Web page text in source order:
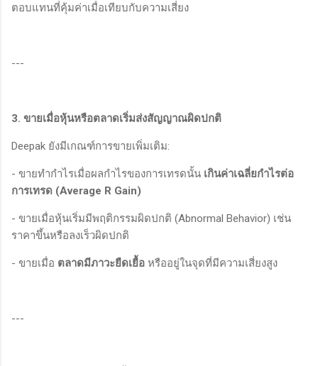
ตอบแทนที่คุ้มค่าเมื่อเทียบกับความเสี่ยง
---
3. ขายเมื่อหุ้นหรือตลาดเริ่มส่งสัญญาณผิดปกติ
Deepak ยังมีเกณฑ์การขายเพิ่มเติม:
- ขายทำกำไรเมื่อผลกำไรของการเทรดนั้น เกินค่าเฉลี่ยกำไรต่อ
การเทรด (Average R Gain)
- ขายเมื่อหุ้นเริ่มมีพฤติกรรมผิดปกติ (Abnormal Behavior) เช่น
ราคาขึ้นหรือลงเร็วผิดปกติ
- ขายเมื่อ ตลาดมีภาวะยืดเยื้อ หรืออยู่ในจุดที่มีความเสี่ยงสูง
---